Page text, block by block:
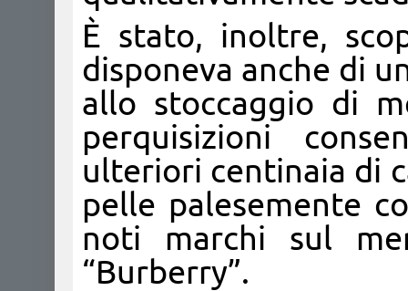
È stato, inoltre,
disponeva anche di
allo stoccaggio di
perquisizioni
ulteriori centinaia di
pelle palesemente
noti marchi sul
“Burberry”.